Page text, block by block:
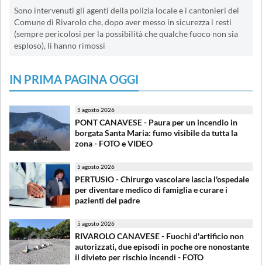
Sono intervenuti gli agenti della polizia locale e i cantonieri del
Comune di Rivarolo che, dopo aver messo in sicurezza i resti
(sempre pericolosi per la possibilità che qualche fuoco non sia
esploso), li hanno rimossi
IN PRIMA PAGINA OGGI
5 agosto 2026
PONT CANAVESE - Paura per un incendio in
borgata Santa Maria: fumo visibile da tutta la
zona - FOTO e VIDEO
5 agosto 2026
PERTUSIO - Chirurgo vascolare lascia l'ospedale
per diventare medico di famiglia e curare i
pazienti del padre
5 agosto 2026
RIVAROLO CANAVESE - Fuochi d'artificio non
autorizzati, due episodi in poche ore nonostante
il divieto per rischio incendi - FOTO